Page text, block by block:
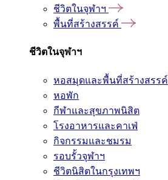
ชีวิตในจุฬาฯ
พื้นที่สร้างสรรค์
ชีวิตในจุฬาฯ
หอสมุดและพื้นที่สร้างสรรค์
หอพัก
กีฬาและสุขภาพนิสิต
โรงอาหารและคาเฟ่
กิจกรรมและชมรม
รอบรั้วจุฬาฯ
ชีวิตนิสิตในกรุงเทพฯ